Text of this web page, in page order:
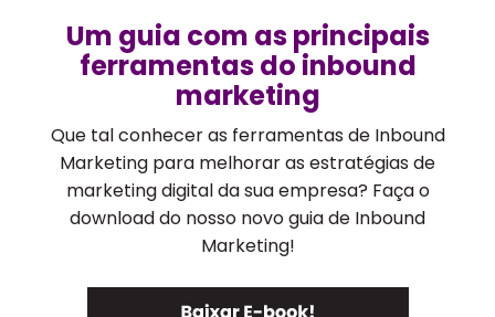
Um guia com as principais
ferramentas do inbound
marketing
Que tal conhecer as ferramentas de Inbound
Marketing para melhorar as estratégias de
marketing digital da sua empresa? Faça o
download do nosso novo guia de Inbound
Marketing!